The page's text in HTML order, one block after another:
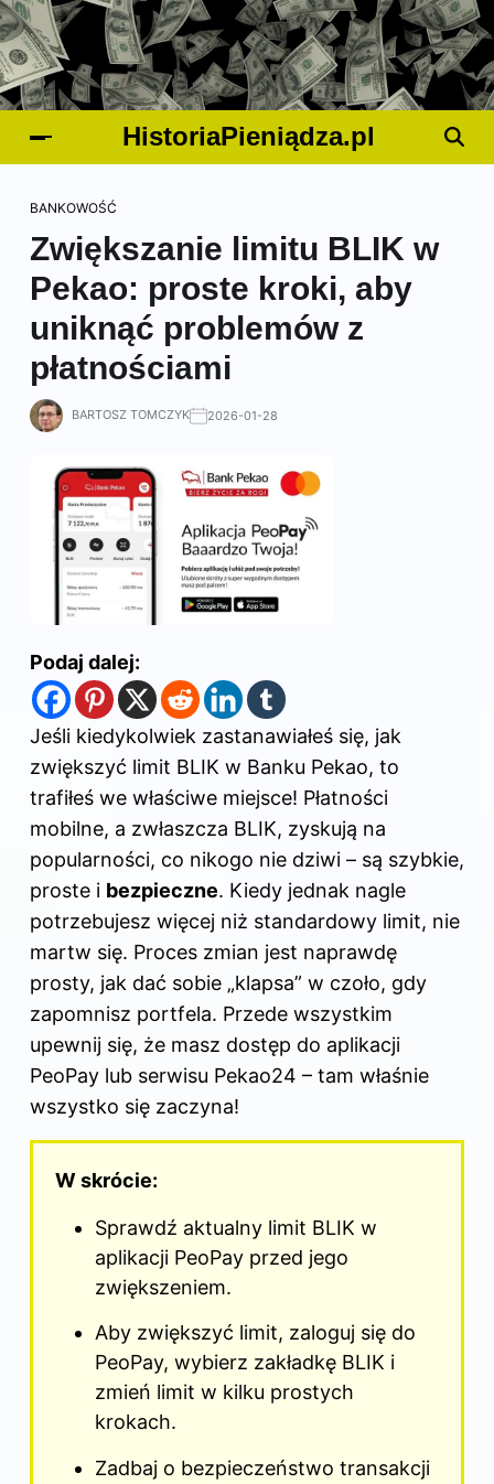
HistoriaPieniądza.pl
BANKOWOŚĆ
Zwiększanie limitu BLIK w
Pekao: proste kroki, aby
uniknąć problemów z
płatnościami
BARTOSZ TOMCZYK 2026-01-28
Podaj dalej:
Jeśli kiedykolwiek zastanawiałeś się, jak
zwiększyć limit BLIK w Banku Pekao, to
trafiłeś we właściwe miejsce! Płatności
mobilne, a zwłaszcza BLIK, zyskują na
popularności, co nikogo nie dziwi – są szybkie,
proste i bezpieczne. Kiedy jednak nagle
potrzebujesz więcej niż standardowy limit, nie
martw się. Proces zmian jest naprawdę
prosty, jak dać sobie „klapsa” w czoło, gdy
zapomnisz portfela. Przede wszystkim
upewnij się, że masz dostęp do aplikacji
PeoPay lub serwisu Pekao24 – tam właśnie
wszystko się zaczyna!
W skrócie:
Sprawdź aktualny limit BLIK w
aplikacji PeoPay przed jego
zwiększeniem.
Aby zwiększyć limit, zaloguj się do
PeoPay, wybierz zakładkę BLIK i
zmień limit w kilku prostych
krokach.
Zadbaj o bezpieczeństwo transakcji